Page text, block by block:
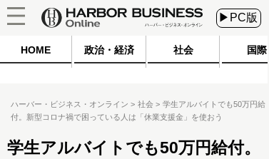
▶PC版
HOME 政治・経済 社会 国際
ハーバー・ビジネス・オンライン 社会
学生アルバイトでも50万円給
付。新型コロナ禍で困っている人は「休業支援金」を使おう
学生アルバイトでも50万円給付。